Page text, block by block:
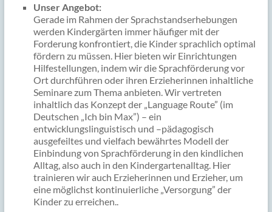
Unser Angebot:
Gerade im Rahmen der Sprachstandserhebungen
werden Kindergärten immer häufiger mit der
Forderung konfrontiert, die Kinder sprachlich optimal
fördern zu müssen. Hier bieten wir Einrichtungen
Hilfestellungen, indem wir die Sprachförderung vor
Ort durchführen oder ihren Erzieherinnen inhaltliche
Seminare zum Thema anbieten. Wir vertreten
inhaltlich das Konzept der „Language Route” (im
Deutschen „Ich bin Max”) – ein
entwicklungslinguistisch und –pädagogisch
ausgefeiltes und vielfach bewährtes Modell der
Einbindung von Sprachförderung in den kindlichen
Alltag, also auch in den Kindergartenalltag. Hier
trainieren wir auch Erzieherinnen und Erzieher, um
eine möglichst kontinuierliche „Versorgung” der
Kinder zu erreichen..